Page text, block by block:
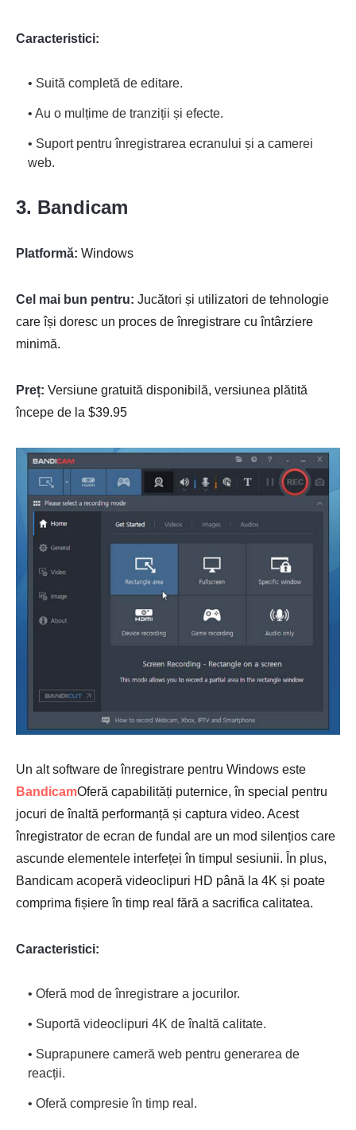
Caracteristici:
• Suită completă de editare.
• Au o mulțime de tranziții și efecte.
• Suport pentru înregistrarea ecranului și a camerei
web.
3. Bandicam
Platformă: Windows
Cel mai bun pentru: Jucători și utilizatori de tehnologie
care își doresc un proces de înregistrare cu întârziere
minimă.
Preț: Versiune gratuită disponibilă, versiunea plătită
începe de la $39.95
Un alt software de înregistrare pentru Windows este
BandicamOferă capabilități puternice, în special pentru
jocuri de înaltă performanță și captura video. Acest
înregistrator de ecran de fundal are un mod silențios care
ascunde elementele interfeței în timpul sesiunii. În plus,
Bandicam acoperă videoclipuri HD până la 4K și poate
comprima fișiere în timp real fără a sacrifica calitatea.
Caracteristici:
• Oferă mod de înregistrare a jocurilor.
• Suportă videoclipuri 4K de înaltă calitate.
• Suprapunere cameră web pentru generarea de
reacții.
• Oferă compresie în timp real.